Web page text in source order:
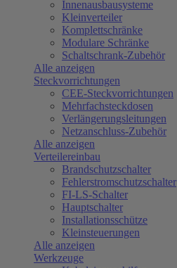
Innenausbausysteme
Kleinverteiler
Komplettschränke
Modulare Schränke
Schaltschrank-Zubehör
Alle anzeigen
Steckvorrichtungen
CEE-Steckvorrichtungen
Mehrfachsteckdosen
Verlängerungsleitungen
Netzanschluss-Zubehör
Alle anzeigen
Verteilereinbau
Brandschutzschalter
Fehlerstromschutzschalter
FI-LS-Schalter
Hauptschalter
Installationsschütze
Kleinsteuerungen
Alle anzeigen
Werkzeuge